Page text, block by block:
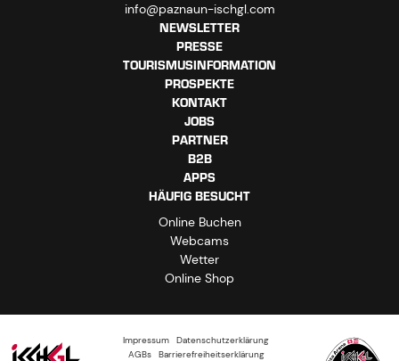
info@paznaun-ischgl.com
NEWSLETTER
PRESSE
TOURISMUSINFORMATION
PROSPEKTE
KONTAKT
JOBS
PARTNER
B2B
APPS
HÄUFIG BESUCHT
Online Buchen
Webcams
Wetter
Online Shop
Impressum
Datenschutzerklärung
AGBs
Barrierefreiheitserklärung